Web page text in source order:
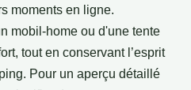
moments en ligne.
mobil-home ou d'une tente
tout en conservant l’esprit
Pour un aperçu détaillé